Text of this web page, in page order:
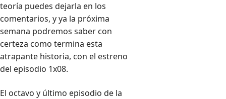
teoría puedes dejarla en los
comentarios, y ya la próxima
semana podremos saber con
certeza como termina esta
atrapante historia, con el estreno
del episodio 1x08.
El octavo y último episodio de la